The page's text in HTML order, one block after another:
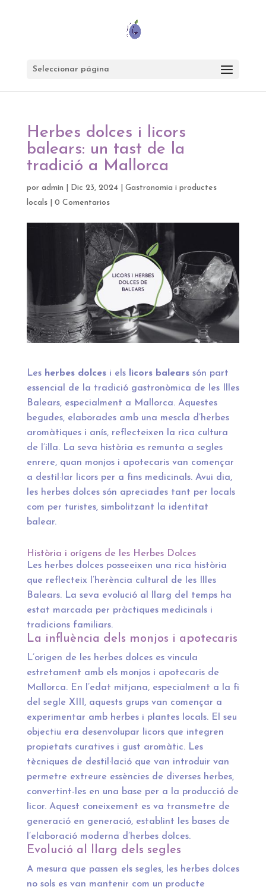
Seleccionar página
Herbes dolces i licors
balears: un tast de la
tradició a Mallorca
por admin Dic 23, 2024| Gastronomia i productes
locals| 0 Comentarios
Les herbes dolcesi els licors balearssón part
essencial de la tradició gastronòmica de les Illes
Balears, especialment a Mallorca. Aquestes
begudes, elaborades amb una mescla d’herbes
aromàtiques i anís, reflecteixen la rica cultura
de l’illa. La seva història es remunta a segles
enrere, quan monjos i apotecaris van començar
a destil·lar licors per a fins medicinals. Avui dia,
les herbes dolces són apreciades tant per locals
com per turistes, simbolitzant la identitat
balear.
Història i orígens de les Herbes Dolces
Les herbes dolces posseeixen una rica història
que reflecteix l’herència cultural de les Illes
Balears. La seva evolució al llarg del temps ha
estat marcada per pràctiques medicinals i
tradicions familiars.
La influència dels monjos i apotecaris
L’origen de les herbes dolces es vincula
estretament amb els monjos i apotecaris de
Mallorca. En l’edat mitjana, especialment a la fi
del segle XIII, aquests grups van començar a
experimentar amb herbes i plantes locals. El seu
objectiu era desenvolupar licors que integren
propietats curatives i gust aromàtic. Les
tècniques de destil·lació que van introduir van
permetre extreure essències de diverses herbes,
convertint-les en una base per a la producció de
licor. Aquest coneixement es va transmetre de
generació en generació, establint les bases de
l’elaboració moderna d’herbes dolces.
Evolució al llarg dels segles
A mesura que passen els segles, les herbes dolces
no sols es van mantenir com un producte